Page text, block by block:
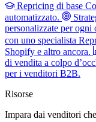
Repricing di base
automatizzato.
personalizzate per ogni
con uno specialista
Shopify e altro ancora.
di vendita a colpo
per i venditori B2B.
Risorse
Impara dai venditori